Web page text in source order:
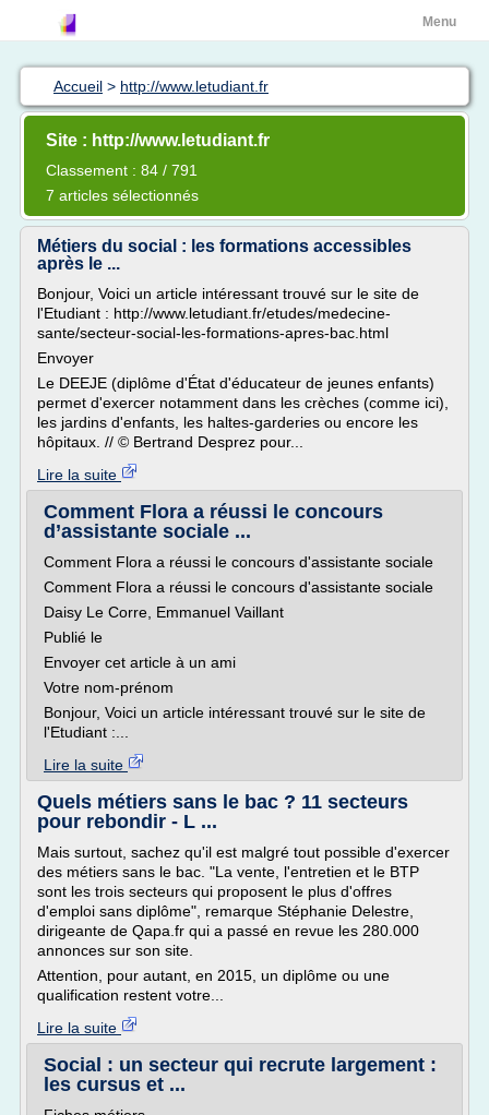
Menu
Accueil > http://www.letudiant.fr
Site : http://www.letudiant.fr
Classement : 84 / 791
7 articles sélectionnés
Métiers du social : les formations accessibles
après le ...
Bonjour, Voici un article intéressant trouvé sur le site de
l'Etudiant : http://www.letudiant.fr/etudes/medecine-
sante/secteur-social-les-formations-apres-bac.html
Envoyer
Le DEEJE (diplôme d'État d'éducateur de jeunes enfants)
permet d'exercer notamment dans les crèches (comme ici),
les jardins d'enfants, les haltes-garderies ou encore les
hôpitaux. // © Bertrand Desprez pour...
Lire la suite
Comment Flora a réussi le concours
d’assistante sociale ...
Comment Flora a réussi le concours d'assistante sociale
Comment Flora a réussi le concours d'assistante sociale
Daisy Le Corre, Emmanuel Vaillant
Publié le
Envoyer cet article à un ami
Votre nom-prénom
Bonjour, Voici un article intéressant trouvé sur le site de
l'Etudiant :...
Lire la suite
Quels métiers sans le bac ? 11 secteurs
pour rebondir - L ...
Mais surtout, sachez qu'il est malgré tout possible d'exercer
des métiers sans le bac. "La vente, l'entretien et le BTP
sont les trois secteurs qui proposent le plus d'offres
d'emploi sans diplôme", remarque Stéphanie Delestre,
dirigeante de Qapa.fr qui a passé en revue les 280.000
annonces sur son site.
Attention, pour autant, en 2015, un diplôme ou une
qualification restent votre...
Lire la suite
Social : un secteur qui recrute largement :
les cursus et ...